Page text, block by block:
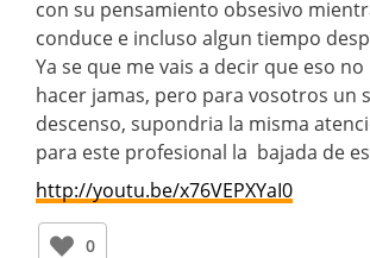
con su pensamiento obsesivo
conduce e incluso algun tiempo
Ya se que me vais a decir que eso no
hacer jamas, pero para vosotros un
descenso, supondria la misma
para este profesional la bajada de
http://youtu.be/x76VEPXYaI0
0